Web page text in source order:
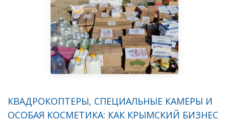
КВАДРОКОПТЕРЫ, СПЕЦИАЛЬНЫЕ КАМЕРЫ И
ОСОБАЯ КОСМЕТИКА: КАК КРЫМСКИЙ БИЗНЕС